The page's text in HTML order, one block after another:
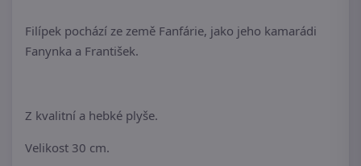
Filípek pochází ze země Fanfárie, jako jeho kamarádi
Fanynka a František.
Z kvalitní a hebké plyše.
Velikost 30 cm.